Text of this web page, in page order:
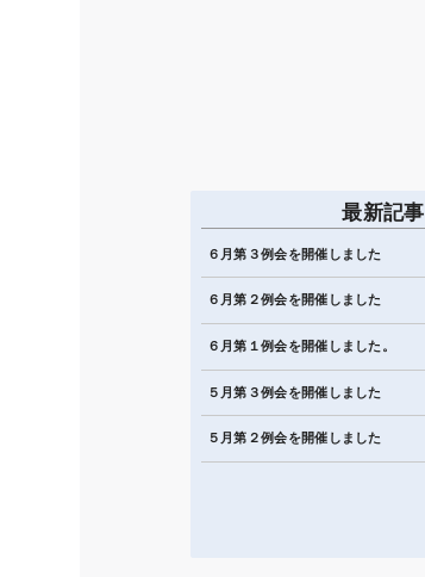
最新記事
６月第３例会を開催しました
６月第２例会を開催しました
６月第１例会を開催しました。
５月第３例会を開催しました
５月第２例会を開催しました